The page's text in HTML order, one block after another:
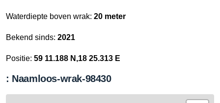
Waterdiepte boven wrak: 20 meter
Bekend sinds: 2021
Positie: 59 11.188 N,18 25.313 E
: Naamloos-wrak-98430